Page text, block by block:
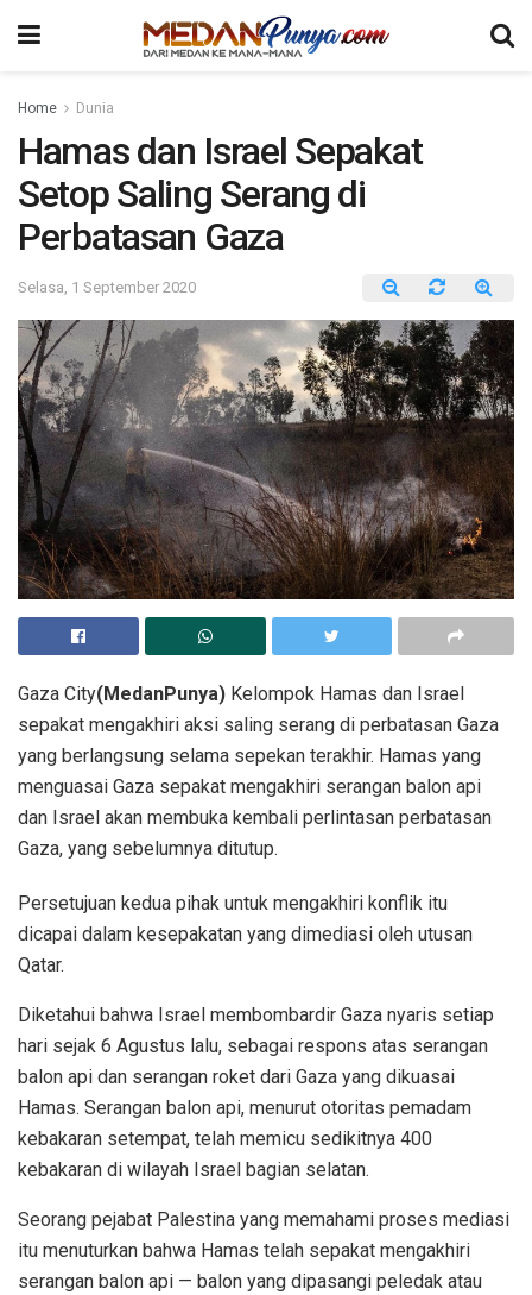
Home Dunia
Hamas dan Israel Sepakat
Setop Saling Serang di
Perbatasan Gaza
Selasa, 1 September 2020
Gaza City(MedanPunya) Kelompok Hamas dan Israel
sepakat mengakhiri aksi saling serang di perbatasan Gaza
yang berlangsung selama sepekan terakhir. Hamas yang
menguasai Gaza sepakat mengakhiri serangan balon api
dan Israel akan membuka kembali perlintasan perbatasan
Gaza, yang sebelumnya ditutup.
Persetujuan kedua pihak untuk mengakhiri konflik itu
dicapai dalam kesepakatan yang dimediasi oleh utusan
Qatar.
Diketahui bahwa Israel membombardir Gaza nyaris setiap
hari sejak 6 Agustus lalu, sebagai respons atas serangan
balon api dan serangan roket dari Gaza yang dikuasai
Hamas. Serangan balon api, menurut otoritas pemadam
kebakaran setempat, telah memicu sedikitnya 400
kebakaran di wilayah Israel bagian selatan.
Seorang pejabat Palestina yang memahami proses mediasi
itu menuturkan bahwa Hamas telah sepakat mengakhiri
serangan balon api — balon yang dipasangi peledak atau